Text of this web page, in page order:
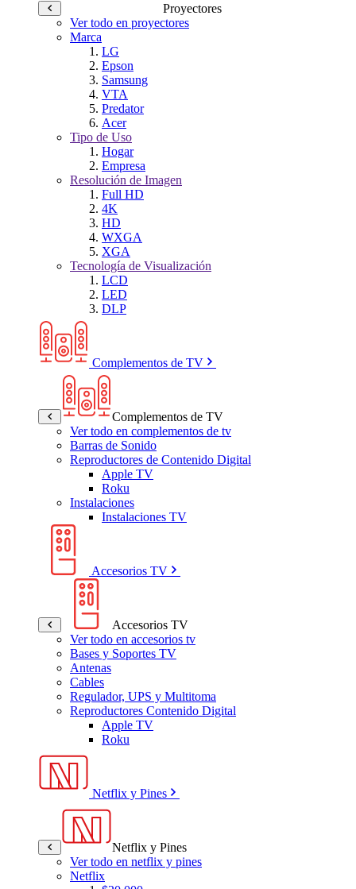
Proyectores
Ver todo en proyectores
Marca
LG
Epson
Samsung
VTA
Predator
Acer
Tipo de Uso
Hogar
Empresa
Resolución de Imagen
Full HD
4K
HD
WXGA
XGA
Tecnología de Visualización
LCD
LED
DLP
Complementos de TV
Complementos de TV
Ver todo en complementos de tv
Barras de Sonido
Reproductores de Contenido Digital
Apple TV
Roku
Instalaciones
Instalaciones TV
Accesorios TV
Accesorios TV
Ver todo en accesorios tv
Bases y Soportes TV
Antenas
Cables
Regulador, UPS y Multitoma
Reproductores Contenido Digital
Apple TV
Roku
Netflix y Pines
Netflix y Pines
Ver todo en netflix y pines
Netflix